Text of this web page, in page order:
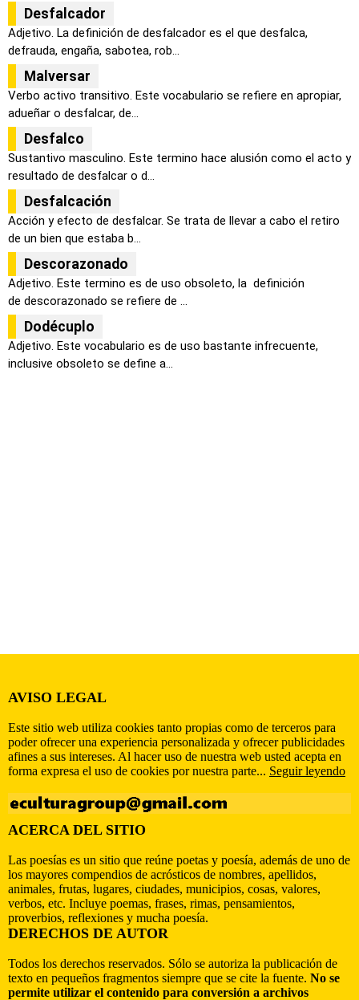
Desfalcador
Adjetivo. La definición de desfalcador es el que desfalca,
defrauda, engaña, sabotea, rob...
Malversar
Verbo activo transitivo. Este vocabulario se refiere en apropiar,
adueñar o desfalcar, de...
Desfalco
Sustantivo masculino. Este termino hace alusión como el acto y
resultado de desfalcar o d...
Desfalcación
Acción y efecto de desfalcar. Se trata de llevar a cabo el retiro
de un bien que estaba b...
Descorazonado
Adjetivo. Este termino es de uso obsoleto, la definición
de descorazonado se refiere de ...
Dodécuplo
Adjetivo. Este vocabulario es de uso bastante infrecuente,
inclusive obsoleto se define a...
AVISO LEGAL
Este sitio web utiliza cookies tanto propias como de terceros para
poder ofrecer una experiencia personalizada y ofrecer publicidades
afines a sus intereses. Al hacer uso de nuestra web usted acepta en
forma expresa el uso de cookies por nuestra parte... Seguir leyendo
ACERCA DEL SITIO
Las poesías es un sitio que reúne poetas y poesía, además de uno de
los mayores compendios de acrósticos de nombres, apellidos,
animales, frutas, lugares, ciudades, municipios, cosas, valores,
verbos, etc. Incluye poemas, frases, rimas, pensamientos,
proverbios, reflexiones y mucha poesía.
DERECHOS DE AUTOR
Todos los derechos reservados. Sólo se autoriza la publicación de
texto en pequeños fragmentos siempre que se cite la fuente. No se
permite utilizar el contenido para conversión a archivos